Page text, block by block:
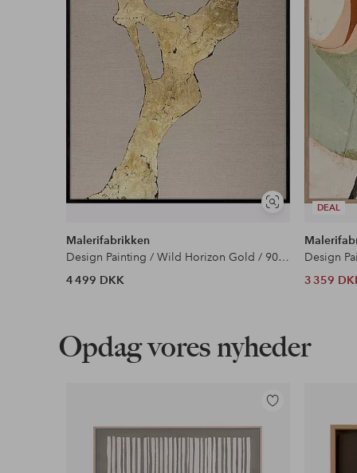
Se
Malerifabrikken
Design Painting / Wild Horizon Gold / 90x120 Cm / Sort ramme
4 499 DKK
DEAL
3 359
Opdag vores nyheder
Tilføj
til